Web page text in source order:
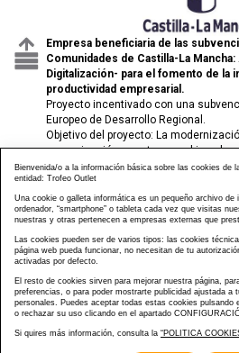
Empresa beneficiaria de las
Comunidades de Castilla-La
Digitalización- para el fomento de la
productividad empresarial.
Proyecto incentivado con una
Europeo de Desarrollo Regional.
Objetivo del proyecto: La
comunicación y venta para el
electrónico de las pymes.
Bienvenida/o a la información básica sobre las cookies de
entidad: Trofeo Outlet
Una cookie o galleta informática es un pequeño archivo de
ordenador, “smartphone” o tableta cada vez que visitas
nuestras y otras pertenecen a empresas externas que
Las cookies pueden ser de varios tipos: las cookies
página web pueda funcionar, no necesitan de tu
activadas por defecto.
El resto de cookies sirven para mejorar nuestra página,
preferencias, o para poder mostrarte publicidad ajustada a
personales. Puedes aceptar todas estas cookies pulsando
o rechazar su uso clicando en el apartado
Si quires más información, consulta la “POLITICA